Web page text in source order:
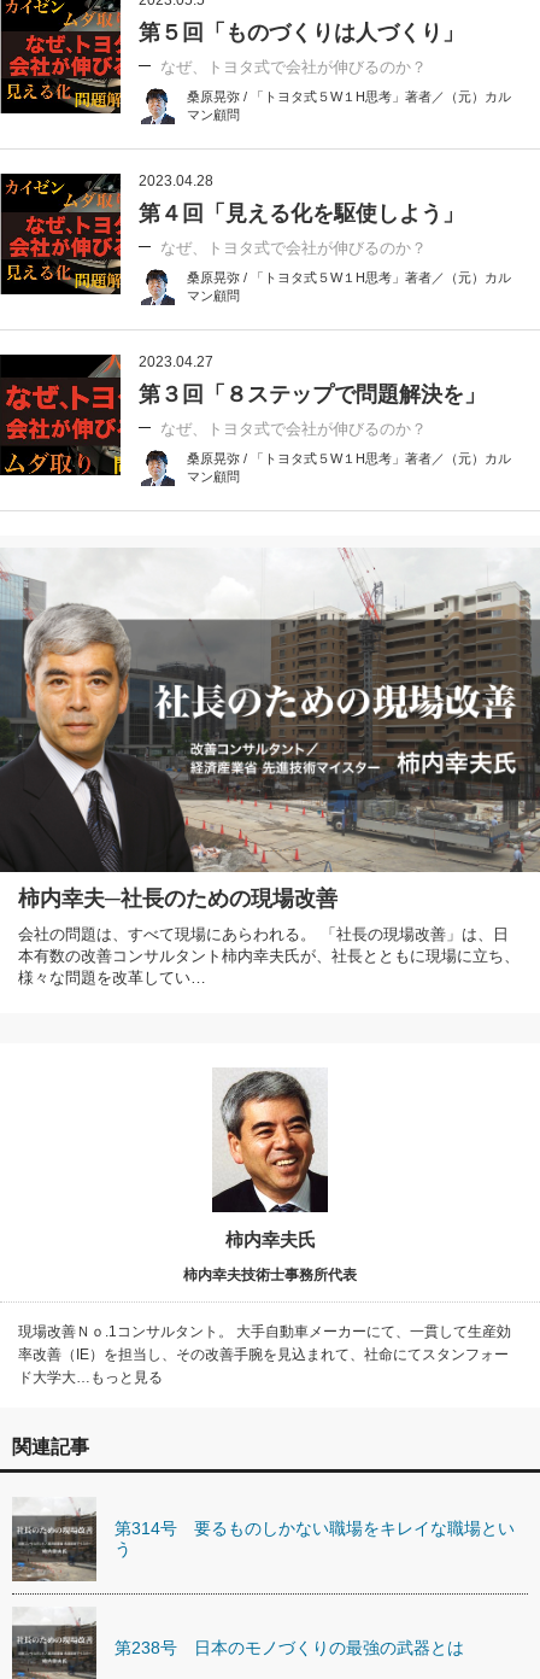
第５回「ものづくりは人づくり」
なぜ、トヨタ式で会社が伸びるのか？
桑原晃弥 / 「トヨタ式５W１H思考」著者／（元）カル
マン顧問
2023.04.28
第４回「見える化を駆使しよう」
なぜ、トヨタ式で会社が伸びるのか？
桑原晃弥 / 「トヨタ式５W１H思考」著者／（元）カル
マン顧問
2023.04.27
第３回「８ステップで問題解決を」
なぜ、トヨタ式で会社が伸びるのか？
桑原晃弥 / 「トヨタ式５W１H思考」著者／（元）カル
マン顧問
柿内幸夫─社長のための現場改善
会社の問題は、すべて現場にあらわれる。 「社長の現場改善」は、日
本有数の改善コンサルタント柿内幸夫氏が、社長とともに現場に立ち、
様々な問題を改革してい…
柿内幸夫氏
柿内幸夫技術士事務所代表
現場改善Ｎｏ.1コンサルタント。 大手自動車メーカーにて、一貫して生産効
率改善（IE）を担当し、その改善手腕を見込まれて、社命にてスタンフォー
ド大学大…もっと見る
関連記事
第314号 要るものしかない職場をキレイな職場とい
う
第238号 日本のモノづくりの最強の武器とは